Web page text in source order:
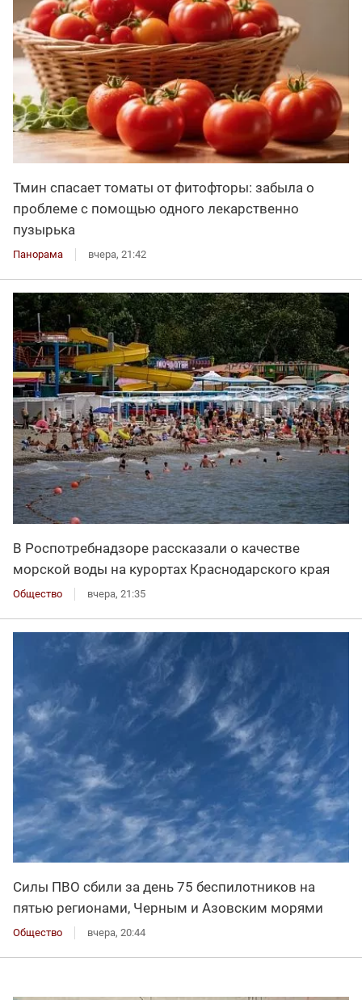
Тмин спасает томаты от фитофторы: забыла о
проблеме с помощью одного лекарственно
пузырька
Панорама вчера, 21:42
В Роспотребнадзоре рассказали о качестве
морской воды на курортах Краснодарского края
Общество вчера, 21:35
Силы ПВО сбили за день 75 беспилотников на
пятью регионами, Черным и Азовским морями
Общество вчера, 20:44